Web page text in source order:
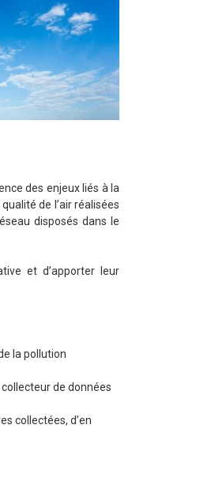
des enjeux liés à la
de l’air réalisées
disposés dans le
et d’apporter leur
la pollution
de données
collectées, d’en